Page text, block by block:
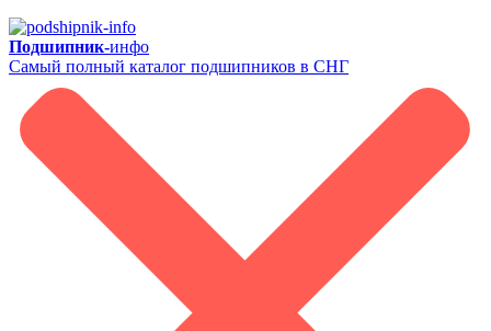
Подшипник-инфо
Самый полный каталог подшипников в СНГ